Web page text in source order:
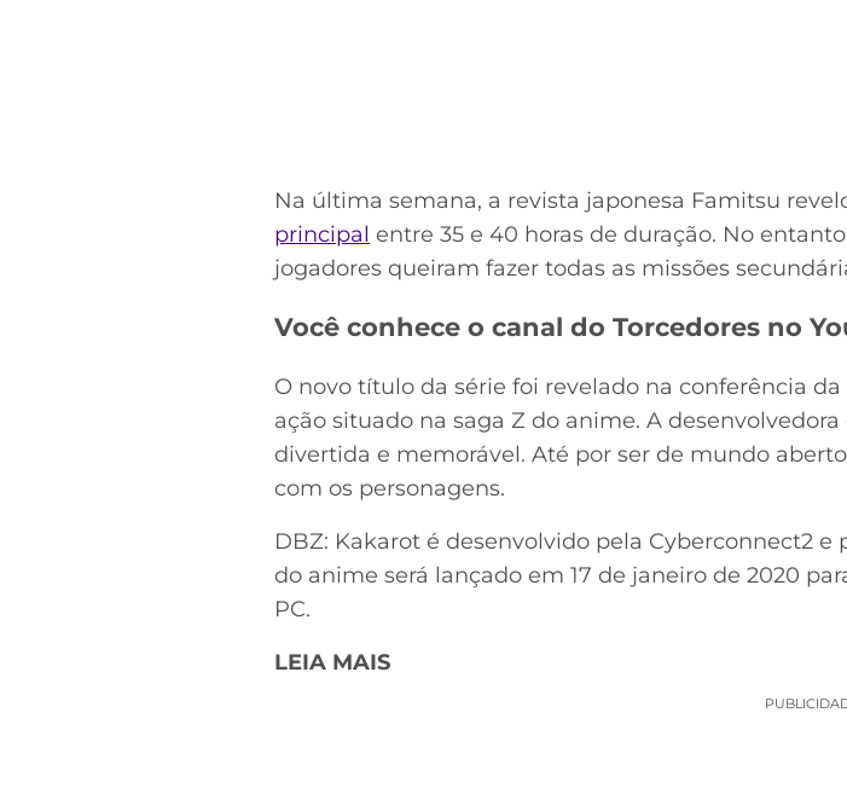
Na última semana, a revista japonesa Famitsu
principal entre 35 e 40 horas de duração. No
jogadores queiram fazer todas as missões
Você conhece o canal do Torcedores no
O novo título da série foi revelado na conferência da
ação situado na saga Z do anime. A
divertida e memorável. Até por ser de mundo
com os personagens.
DBZ: Kakarot é desenvolvido pela Cyberconnect2
do anime será lançado em 17 de janeiro de 2020
PC.
LEIA MAIS